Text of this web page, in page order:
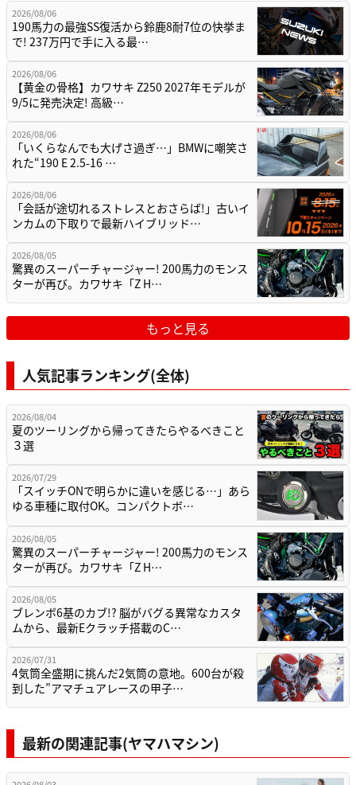
2026/08/06
190馬力の最強SS復活から鈴鹿8耐7位の快挙ま
で! 237万円で手に入る最…
2026/08/06
【黄金の骨格】カワサキ Z250 2027年モデルが
9/5に発売決定! 高級…
2026/08/06
「いくらなんでも大げさ過ぎ…」BMWに嘲笑さ
れた“190 E 2.5-16 …
2026/08/06
「会話が途切れるストレスとおさらば!」古いイ
ンカムの下取りで最新ハイブリッド…
2026/08/05
驚異のスーパーチャージャー! 200馬力のモンス
ターが再び。カワサキ「Z H…
もっと見る
人気記事ランキング(全体)
2026/08/04
夏のツーリングから帰ってきたらやるべきこと
３選
2026/07/29
「スイッチONで明らかに違いを感じる…」あら
ゆる車種に取付OK。コンパクトボ…
2026/08/05
驚異のスーパーチャージャー! 200馬力のモンス
ターが再び。カワサキ「Z H…
2026/08/05
ブレンボ6基のカブ!? 脳がバグる異常なカスタ
ムから、最新Eクラッチ搭載のC…
2026/07/31
4気筒全盛期に挑んだ2気筒の意地。600台が殺
到した”アマチュアレースの甲子…
最新の関連記事(ヤマハマシン)